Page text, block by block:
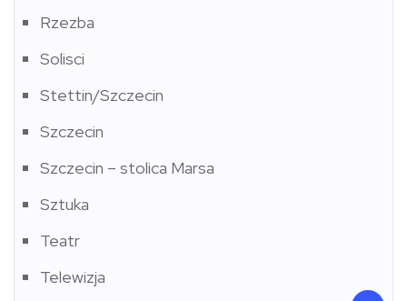
Rzezba
Solisci
Stettin/Szczecin
Szczecin
Szczecin – stolica Marsa
Sztuka
Teatr
Telewizja